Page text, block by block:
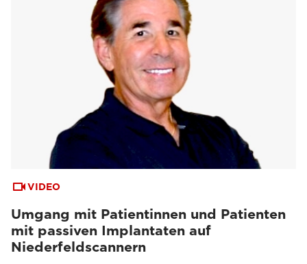
VIDEO
Umgang mit Patientinnen und Patienten
mit passiven Implantaten auf
Niederfeldscannern